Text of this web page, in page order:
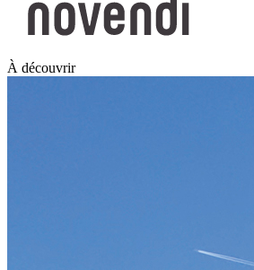
À découvrir